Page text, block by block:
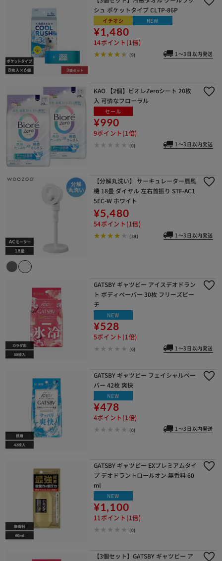
シュ ポケットタイプ CLTP-86P
イチオシ NEW
¥1,480
14ポイント(1倍)
(9) 1～3日以内発送
KAO 【2個】ビオレZeroシート 20枚
入 可憐なフローラル
セール
¥990
9ポイント(1倍)
(0) 1～3日以内発送
【分解丸洗い】 サーキュレーター扇風
機 18畳 ダイヤル 左右首振り STF-AC1
5EC-W ホワイト
¥5,480
54ポイント(1倍)
(39) 1～3日以内発送
GATSBY ギャツビー アイスデオドラン
ト ボディペーパー 30枚 フリーズピー
チ
NEW
¥528
5ポイント(1倍)
(0) 1～3日以内発送
GATSBY ギャツビー フェイシャルペー
パー 42枚 爽快
NEW
¥478
4ポイント(1倍)
(0) 1～3日以内発送
GATSBY ギャツビー EXプレミアムタイ
プ デオドラントロールオン 無香料 60
ml
NEW
¥1,100
11ポイント(1倍)
(0)
【3個セット】GATSBY ギャツビー ア